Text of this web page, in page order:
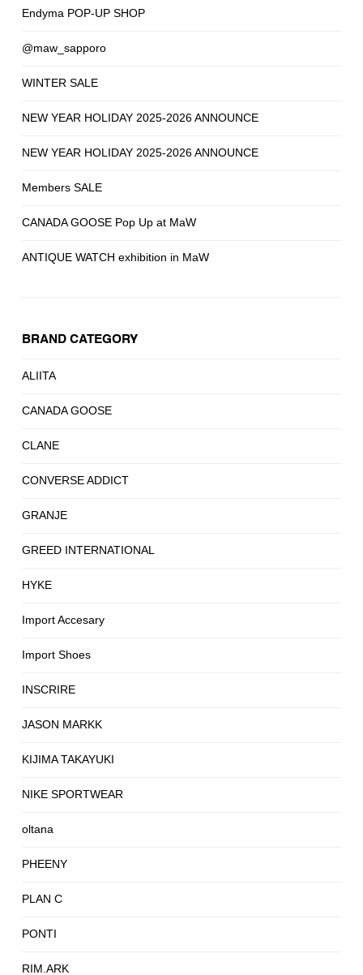
Endyma POP-UP SHOP
@maw_sapporo
WINTER SALE
NEW YEAR HOLIDAY 2025-2026 ANNOUNCE
NEW YEAR HOLIDAY 2025-2026 ANNOUNCE
Members SALE
CANADA GOOSE Pop Up at MaW
ANTIQUE WATCH exhibition in MaW
BRAND CATEGORY
ALIITA
CANADA GOOSE
CLANE
CONVERSE ADDICT
GRANJE
GREED INTERNATIONAL
HYKE
Import Accesary
Import Shoes
INSCRIRE
JASON MARKK
KIJIMA TAKAYUKI
NIKE SPORTWEAR
oltana
PHEENY
PLAN C
PONTI
RIM.ARK